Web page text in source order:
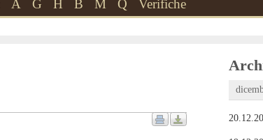
A G H B M Q Verifiche